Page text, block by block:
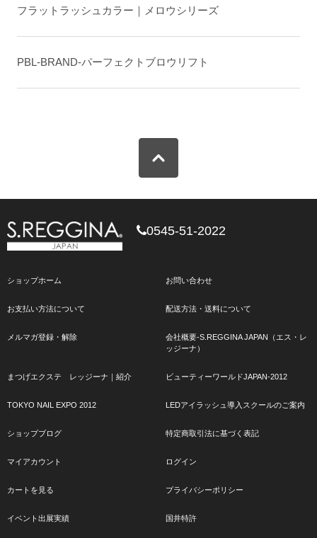
フラットラッシュカラー｜メロウシリーズ
PBL-BRAND-パーフェクトブロウリフト
0545-51-2022
ショップホーム お問い合わせ
お支払い方法について 配送方法・送料について
メルマガ登録・解除
会社概要-S.REGGINA JAPAN（エス・レ
ッジーナ）
まつげエクステ レッジーナ｜紹介 ビューティーワールドJAPAN-2012
TOKYO NAIL EXPO 2012 LEDアイラッシュ導入スクールのご案内
ショップブログ 特定商取引法に基づく表記
マイアカウント ログイン
カートを見る プライバシーポリシー
イベント出展実績 国井特許